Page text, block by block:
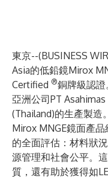
東京--(BUSINESS
Asia的低鉛鏡Mirox
Certified ®銅牌級認證
亞洲公司PT
(Thailand)的生產製造。
Mirox MNGE鏡面產
的全面評估：材料狀
源管理和社會公平。
質，還有助於獲得如